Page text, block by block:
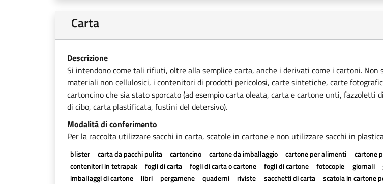
Carta
Descrizione
Si intendono come tali rifiuti, oltre alla semplice carta, anche i derivati come i cartoni.
materiali non cellulosici, i contenitori di prodotti pericolosi, carte sintetiche, carte
cartoncino che sia stato sporcato (ad esempio carta oleata, carta e cartone unti, fazzoletti
di cibo, carta plastificata, fustini del detersivo).
Modalità di conferimento
Per la raccolta utilizzare sacchi in carta, scatole in cartone e non utilizzare sacchi in
blister carta da pacchi pulita cartoncino cartone da imballaggio cartone per alimenti cartone
contenitori in tetrapak
fogli di carta fogli di carta o cartone fogli di cartone fotocopie giornali
imballaggi di cartone
libri pergamene quaderni riviste sacchetti di carta scatola in cartone